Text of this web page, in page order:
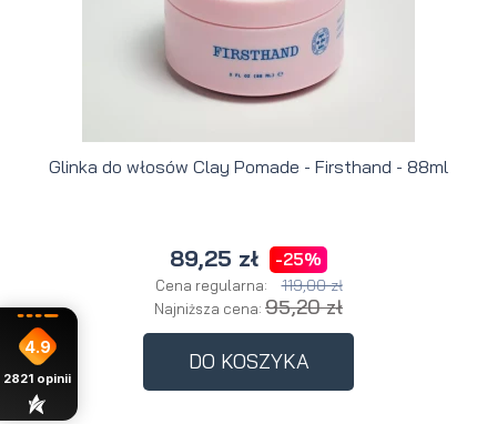
Glinka do włosów Clay Pomade - Firsthand - 88ml
89,25 zł -25%
Cena regularna: 119,00 zł
Najniższa cena: 95,20 zł
DO KOSZYKA
4.9
2821 opinii